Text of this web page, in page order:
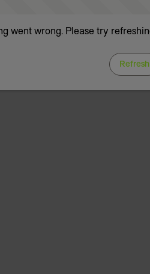
went wrong. Please try
Refresh